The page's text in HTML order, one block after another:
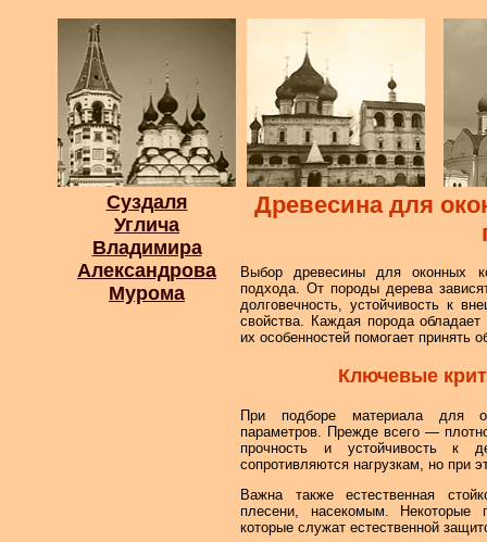
Суздаля
Углича
Владимира
Александрова
Мурома
Древесина для
Выбор древесины для оконных
подхода. От породы дерева
долговечность, устойчивость к
свойства. Каждая порода
их особенностей помогает принять
Ключевые
При подборе материала для
параметров. Прежде всего —
прочность и устойчивость к
сопротивляются нагрузкам, но при
Важна также естественная
плесени, насекомым.
которые служат естественной